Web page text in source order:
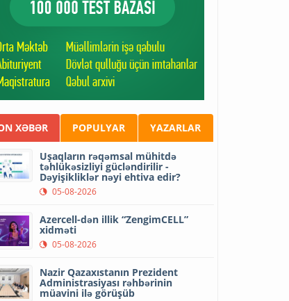
XƏBƏR POPULYAR YAZARLAR
Uşaqların rəqəmsal mühitdə
təhlükəsizliyi gücləndirilir -
Dəyişikliklər nəyi ehtiva edir?
05-08-2026
Azercell-dən illik “ZengimCELL”
xidməti
05-08-2026
Nazir Qazaxıstanın Prezident
Administrasiyası rəhbərinin
müavini ilə görüşüb